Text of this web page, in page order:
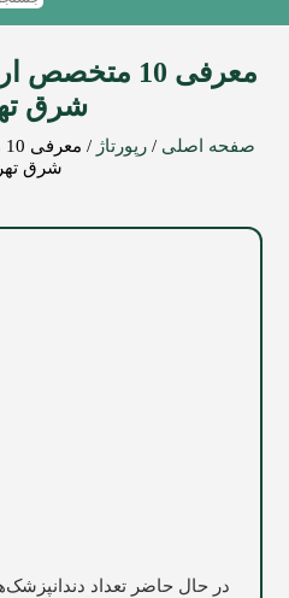
معرفی 10
شرق
صفحه اصلی / رپورتاژ /
شرق
در حال حاضر تعداد